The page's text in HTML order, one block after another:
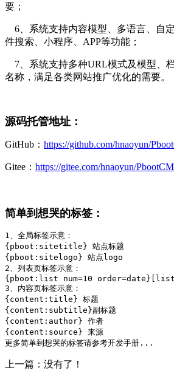
要；
6、系统支持内容模型、多语言、自
件搜索、小程序、APP等功能；
7、系统支持多种URL模式及模型、
名称，满足各类网站推广优化的需要。
源码托管地址：
GitHub： https://github.com/hnaoyun/
Gitee： https://gitee.com/hnaoyun/
简单到想哭的标签：
1、全局标签示意：
{pboot:sitetitle} 站点标题
{pboot:sitelogo} 站点logo
2、列表页标签示意：
{pboot:list num=10
3、内容页标签示意：
{content:title} 标题
{content:subtitle}副标题
{content:author} 作者
{content:source} 来源
更多简单到想哭的标签请参考开发手册...
上一篇：没有了！